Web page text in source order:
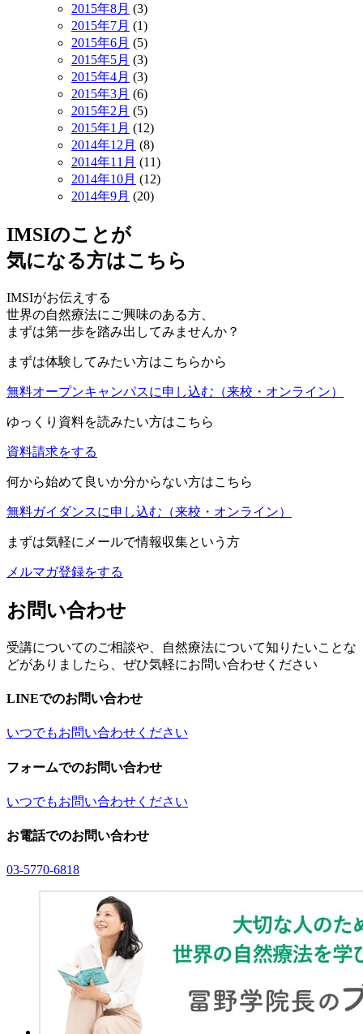
2015年8月 (3)
2015年7月 (1)
2015年6月 (5)
2015年5月 (3)
2015年4月 (3)
2015年3月 (6)
2015年2月 (5)
2015年1月 (12)
2014年12月 (8)
2014年11月 (11)
2014年10月 (12)
2014年9月 (20)
IMSIのことが
気になる方はこちら
IMSIがお伝えする
世界の自然療法にご興味のある方、
まずは第一歩を踏み出してみませんか？
まずは体験してみたい方はこちらから
無料オープンキャンパスに申し込む （来校・オンライン）
ゆっくり資料を読みたい方はこちら
資料請求をする
何から始めて良いか分からない方はこちら
無料ガイダンスに申し込む （来校・オンライン）
まずは気軽にメールで情報収集という方
メルマガ登録をする
お問い合わせ
受講についてのご相談や、自然療法について知りたいことな
どがありましたら、ぜひ気軽にお問い合わせください
LINEでのお問い合わせ
いつでもお問い合わせください
フォームでのお問い合わせ
いつでもお問い合わせください
お電話でのお問い合わせ
03-5770-6818